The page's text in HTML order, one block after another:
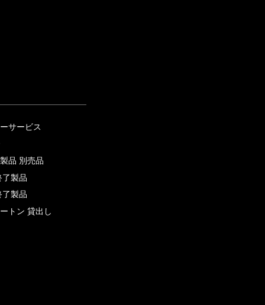
サービス
品 別売品
了製品
了製品
トン 貸出し